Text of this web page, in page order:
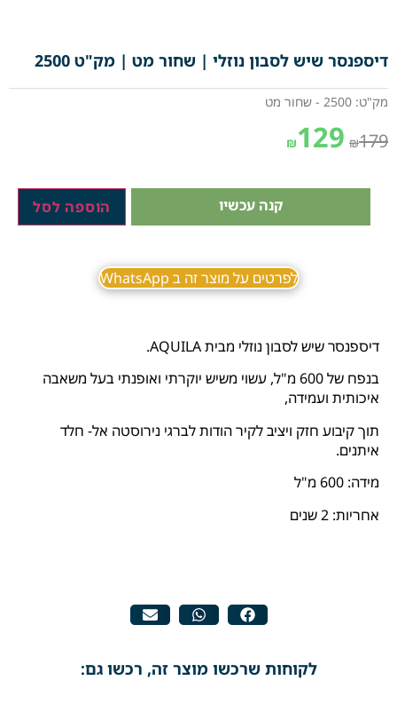
דיספנסר שיש לסבון נוזלי | שחור מט | מק"ט 2500
מק"ט: 2500 - שחור מט
₪179
₪129
קנה עכשיו הוספה לסל
לפרטים על מוצר זה ב WhatsApp
דיספנסר שיש לסבון נוזלי מבית AQUILA.
בנפח של 600 מ"ל, עשוי משיש יוקרתי ואופנתי בעל משאבה
איכותית ועמידה,
תוך קיבוע חזק ויציב לקיר הודות לברגי נירוסטה אל- חלד
איתנים.
מידה: 600 מ"ל
אחריות: 2 שנים
לקוחות שרכשו מוצר זה, רכשו גם: